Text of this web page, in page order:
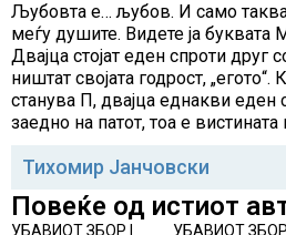
Љубовта е… љубов. И само
меѓу душите. Видете ја буквата
Двајца стојат еден спроти друг
ништат својата годрост,
станува П, двајца еднакви еден
заедно на патот, тоа е
Тихомир Јанчовски
Повеќе од истиот
УБАВИОТ ЗБОР |
УБАВИОТ ЗБОР |